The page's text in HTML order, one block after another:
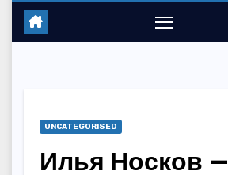
UNCATEGORISED
Илья Носков —